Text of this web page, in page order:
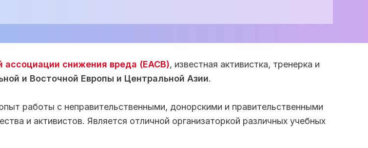
ассоциации снижения вреда (ЕАСВ), известная активистка, тренерка и
и Восточной Европы и Центральной Азии.
работы с неправительственными, донорскими и правительственными
и активистов. Является отличной организаторкой различных учебных